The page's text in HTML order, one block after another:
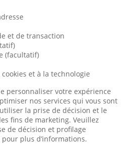
et de transaction
(facultatif)
et à la technologie
personnaliser votre expérience
nos services qui vous sont
la prise de décision et le
fins de marketing. Veuillez
de décision et profilage
plus d’informations.